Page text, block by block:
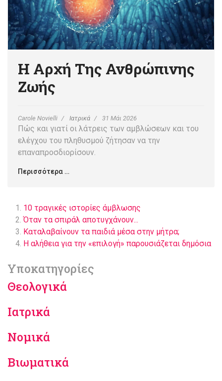
Η Αρχή Της Ανθρώπινης
Ζωής
Carole Novielli Ιατρικά 31 Μάι 2026
Πώς και γιατί οι λάτρεις των αμβλώσεων και του
ελέγχου του πληθυσμού ζήτησαν να την
επαναπροσδιορίσουν.
Περισσότερα …
10 τραγικές ιστορίες άμβλωσης
Όταν τα σπιράλ αποτυγχάνουν...
Καταλαβαίνουν τα παιδιά μέσα στην μήτρα;
Η αλήθεια για την «επιλογή» παρουσιάζεται δημόσια
Υποκατηγορίες
Θεολογικά
Ιατρικά
Νομικά
Βιωματικά